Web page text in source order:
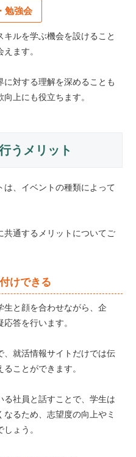
勉強会
ルを学ぶ機会を設けること
ます。
に対する理解を深めることも
上にも役立ちます。
うメリット
、イベントの種類によって
共通するメリットについてご
けできる
生と顔を合わせながら、企
答を行います。
、就活情報サイトだけでは伝
ことができます。
る社員と話すことで、学生は
るため、志望度の向上やミ
ょう。